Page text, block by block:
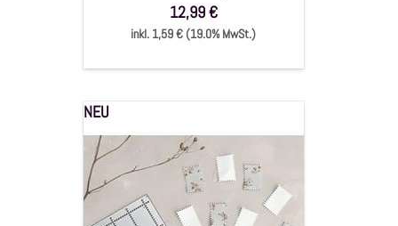
12,99 €
inkl. 1,59 € (19.0% MwSt.)
Stanzschablone
"Ticket
Ticketbogen",
9,5x9,5cm
NEU